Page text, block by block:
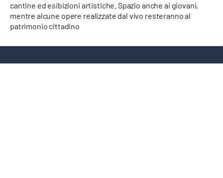
LACONAIR.IT
cantine ed esibizioni artistiche. Spazio anche ai giovani,
mentre alcune opere realizzate dal vivo resteranno al
patrimonio cittadino